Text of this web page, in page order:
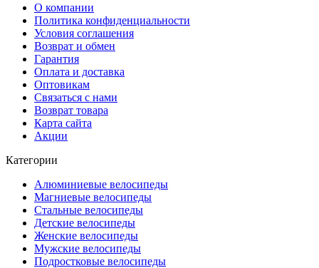
О компании
Политика конфиденциальности
Условия соглашения
Возврат и обмен
Гарантия
Оплата и доставка
Оптовикам
Связаться с нами
Возврат товара
Карта сайта
Акции
Категории
Алюминиевые велосипеды
Магниевые велосипеды
Стальные велосипеды
Детские велосипеды
Женские велосипеды
Мужские велосипеды
Подростковые велосипеды